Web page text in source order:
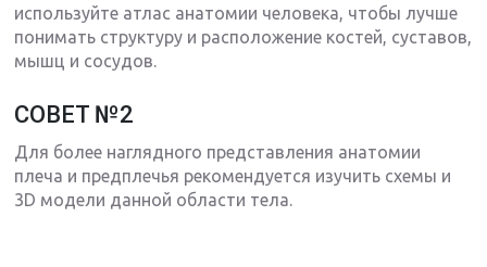
используйте атлас анатомии человека, чтобы лучше
понимать структуру и расположение костей, суставов,
мышц и сосудов.
СОВЕТ №2
Для более наглядного представления анатомии
плеча и предплечья рекомендуется изучить схемы и
3D модели данной области тела.